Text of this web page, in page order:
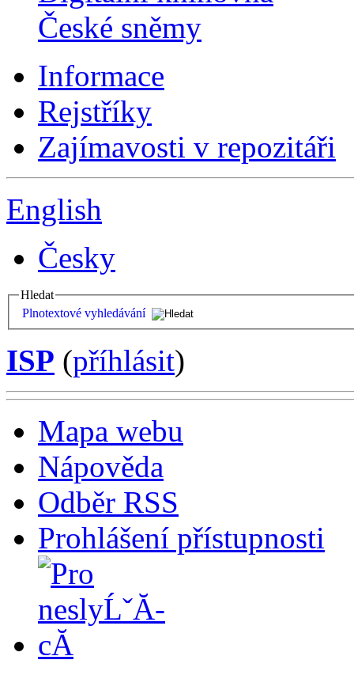
České sněmy
Informace
Rejstříky
Zajímavosti v repozitáři
English
Česky
Hledat
Plnotextové vyhledávání
ISP (příhlásit)
Mapa webu
Nápověda
Odběr RSS
Prohlášení přístupnosti